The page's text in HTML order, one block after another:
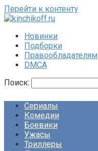
Перейти к контенту
Новинки
Подборки
Правообладателям
DMCA
Поиск:
Сериалы
Комедии
Боевики
Ужасы
Триллеры